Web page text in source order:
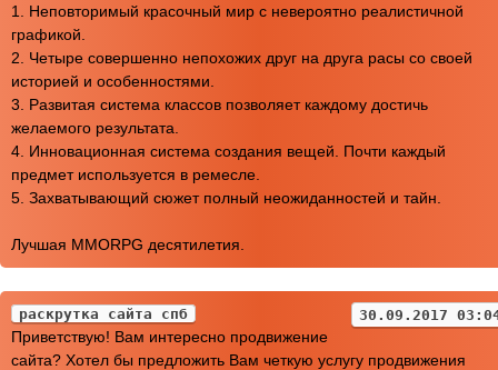
1. Неповторимый красочный мир с невероятно реалистичной
графикой.
2. Четыре совершенно непохожих друг на друга расы со своей
историей и особенностями.
3. Развитая система классов позволяет каждому достичь
желаемого результата.
4. Инновационная система создания вещей. Почти каждый
предмет используется в ремесле.
5. Захватывающий сюжет полный неожиданностей и тайн.
Лучшая MMORPG десятилетия.
раскрутка сайта спб 30.09.2017
Приветствую! Вам интересно продвижение
сайта? Хотел бы предложить Вам четкую услугу продвижения